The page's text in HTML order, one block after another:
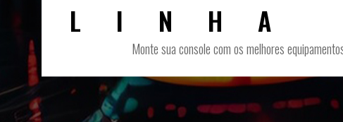
LINHA
Monte sua console com os melhores